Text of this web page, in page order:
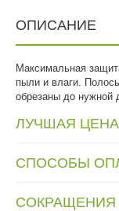
ОПИСАНИЕ
Максимальная
пыли и влаги.
обрезаны до нужной
ЛУЧШАЯ ЦЕНА
СПОСОБЫ
СОКРАЩЕНИЯ